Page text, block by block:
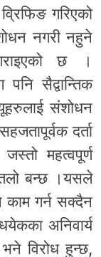
गरिएको
नगरी नहुने
छ ।
पनि सैद्वान्तिक
संशोधन
दर्ता
महत्वपूर्ण
बन्छ ।यसले
काम गर्न सक्दैन
अनिवार्य
विरोध हुन्छ,